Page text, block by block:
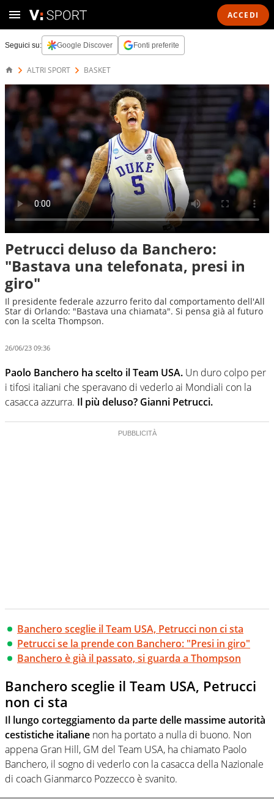
ACCEDI
Seguici su: Google Discover Fonti preferite
ALTRI SPORT BASKET
Petrucci deluso da Banchero:
"Bastava una telefonata, presi in
giro"
Il presidente federale azzurro ferito dal comportamento dell'All
Star di Orlando: "Bastava una chiamata". Si pensa già al futuro
con la scelta Thompson.
26/06/23 09:36
Paolo Banchero ha scelto il Team USA. Un duro colpo per
i tifosi italiani che speravano di vederlo ai Mondiali con la
casacca azzurra. Il più deluso? Gianni Petrucci.
Banchero sceglie il Team USA, Petrucci non ci sta
Petrucci se la prende con Banchero: "Presi in giro"
Banchero è già il passato, si guarda a Thompson
Banchero sceglie il Team USA, Petrucci
non ci sta
Il lungo corteggiamento da parte delle massime autorità
cestistiche italiane non ha portato a nulla di buono. Non
appena Gran Hill, GM del Team USA, ha chiamato Paolo
Banchero, il sogno di vederlo con la casacca della Nazionale
di coach Gianmarco Pozzecco è svanito.